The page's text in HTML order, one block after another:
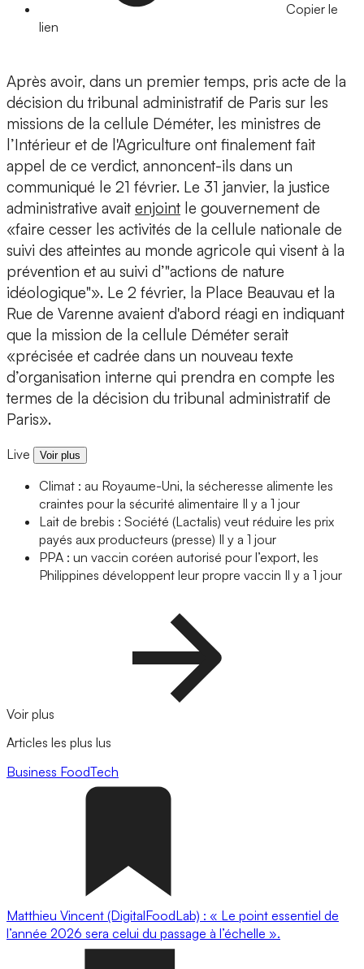
Copier le
lien
Après avoir, dans un premier temps, pris acte de la
décision du tribunal administratif de Paris sur les
missions de la cellule Déméter, les ministres de
l’Intérieur et de l'Agriculture ont finalement fait
appel de ce verdict, annoncent-ils dans un
communiqué le 21 février. Le 31 janvier, la justice
administrative avait enjoint le gouvernement de
«faire cesser les activités de la cellule nationale de
suivi des atteintes au monde agricole qui visent à la
prévention et au suivi d’"actions de nature
idéologique"». Le 2 février, la Place Beauvau et la
Rue de Varenne avaient d'abord réagi en indiquant
que la mission de la cellule Déméter serait
«précisée et cadrée dans un nouveau texte
d’organisation interne qui prendra en compte les
termes de la décision du tribunal administratif de
Paris».
Live Voir plus
Climat : au Royaume-Uni, la sécheresse alimente les
craintes pour la sécurité alimentaire Il y a 1 jour
Lait de brebis : Société (Lactalis) veut réduire les prix
payés aux producteurs (presse) Il y a 1 jour
PPA : un vaccin coréen autorisé pour l’export, les
Philippines développent leur propre vaccin Il y a 1 jour
Voir plus
Articles les plus lus
Business FoodTech
Matthieu Vincent (DigitalFoodLab) : « Le point essentiel de
l’année 2026 sera celui du passage à l’échelle ».